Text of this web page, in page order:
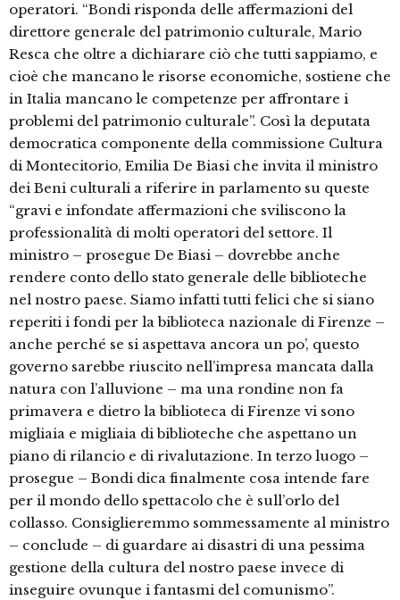
operatori. “Bondi risponda delle affermazioni del
direttore generale del patrimonio culturale, Mario
Resca che oltre a dichiarare ciò che tutti sappiamo, e
cioè che mancano le risorse economiche, sostiene che
in Italia mancano le competenze per affrontare i
problemi del patrimonio culturale”. Così la deputata
democratica componente della commissione Cultura
di Montecitorio, Emilia De Biasi che invita il ministro
dei Beni culturali a riferire in parlamento su queste
“gravi e infondate affermazioni che sviliscono la
professionalità di molti operatori del settore. Il
ministro – prosegue De Biasi – dovrebbe anche
rendere conto dello stato generale delle biblioteche
nel nostro paese. Siamo infatti tutti felici che si siano
reperiti i fondi per la biblioteca nazionale di Firenze –
anche perché se si aspettava ancora un po’, questo
governo sarebbe riuscito nell’impresa mancata dalla
natura con l’alluvione – ma una rondine non fa
primavera e dietro la biblioteca di Firenze vi sono
migliaia e migliaia di biblioteche che aspettano un
piano di rilancio e di rivalutazione. In terzo luogo –
prosegue – Bondi dica finalmente cosa intende fare
per il mondo dello spettacolo che è sull’orlo del
collasso. Consiglieremmo sommessamente al ministro
– conclude – di guardare ai disastri di una pessima
gestione della cultura del nostro paese invece di
inseguire ovunque i fantasmi del comunismo”.